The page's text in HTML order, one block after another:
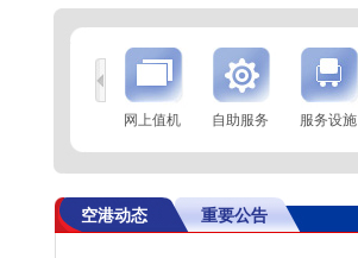
到
航空公司 航班号 到达城市
MF8595
杭州
网上值机 自助服务 服务设施
空港动态 重要公告